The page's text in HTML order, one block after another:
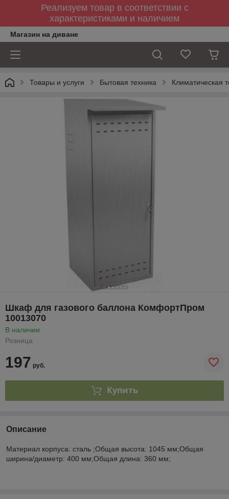
Реализуем товар в соответствии с
характеристиками и наличием
Магазин на диване
Товары и услуги Бытовая техника Климатическая
Шкаф для газового баллона КомфортПром
10013070
В наличии
Розница
197 руб.
Купить
Описание
Материал корпуса: сталь ;Общая высота: 1045 мм;Общая
ширина/диаметр: 400 мм;Общая длина: 360 мм;